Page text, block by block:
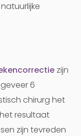
zijn
6
chirurg het
resultaat
zijn tevreden